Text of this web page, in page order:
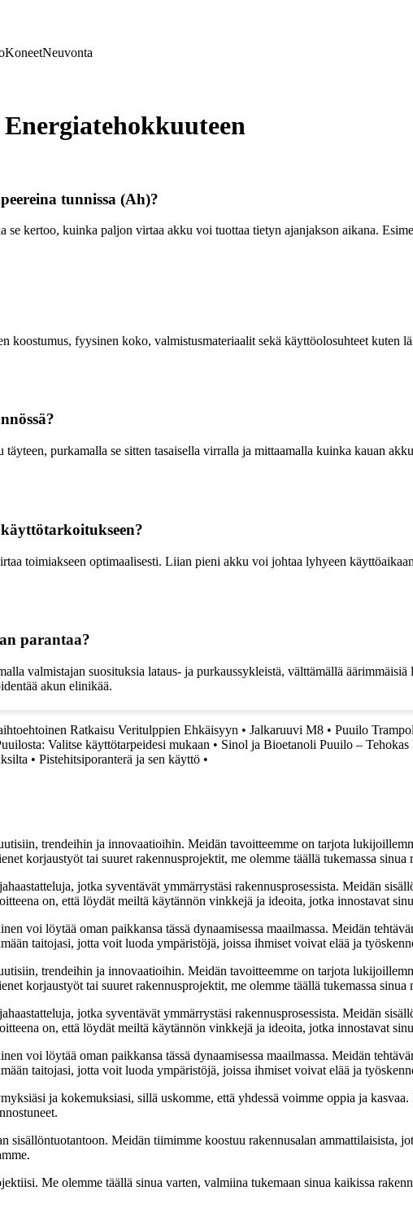
KoneetNeuvonta
tunnissa (Ah)?
se kertoo, kuinka paljon virtaa akku voi tuottaa tietyn ajanjakson aikana.
koostumus, fyysinen koko, valmistusmateriaalit sekä käyttöolosuhteet kuten
purkamalla se sitten tasaisella virralla ja mittaamalla kuinka kauan
toimiakseen optimaalisesti. Liian pieni akku voi johtaa lyhyeen
parantaa?
valmistajan suosituksia lataus- ja purkaussykleistä, välttämällä
akun elinikää.
Ratkaisu Veritulppien Ehkäisyyn • Jalkaruuvi M8 • Puuilo
Valitse käyttötarpeidesi mukaan • Sinol ja Bioetanoli Puuilo –
• Pistehitsiporanterä ja sen käyttö •
trendeihin ja innovaatioihin. Meidän tavoitteemme on tarjota
korjaustyöt tai suuret rakennusprojektit, me olemme täällä tukemassa sinua
jotka syventävät ymmärrystäsi rakennusprosessista. Meidän
on, että löydät meiltä käytännön vinkkejä ja ideoita, jotka innostavat
voi löytää oman paikkansa tässä dynaamisessa maailmassa. Meidän
taitojasi, jotta voit luoda ympäristöjä, joissa ihmiset voivat elää ja
trendeihin ja innovaatioihin. Meidän tavoitteemme on tarjota
korjaustyöt tai suuret rakennusprojektit, me olemme täällä tukemassa sinua
jotka syventävät ymmärrystäsi rakennusprosessista. Meidän
on, että löydät meiltä käytännön vinkkejä ja ideoita, jotka innostavat
voi löytää oman paikkansa tässä dynaamisessa maailmassa. Meidän
taitojasi, jotta voit luoda ympäristöjä, joissa ihmiset voivat elää ja
ja kokemuksiasi, sillä uskomme, että yhdessä voimme oppia ja
sisällöntuotantoon. Meidän tiimimme koostuu rakennusalan ammattilaisista,
Me olemme täällä sinua varten, valmiina tukemaan sinua kaikissa